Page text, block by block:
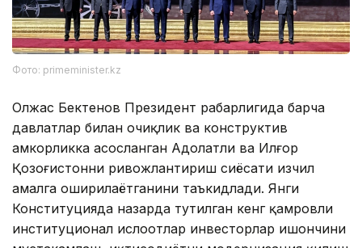
Фото: primeminister.kz
Олжас Бектенов Президент раҳбарлигида барча
давлатлар билан очиқлик ва конструктив
ҳамкорликка асосланган Адолатли ва Илғор
Қозоғистонни ривожлантириш сиёсати изчил
амалга оширилаётганини таъкидлади. Янги
Конституцияда назарда тутилган кенг қамровли
институционал ислоҳотлар инвесторлар ишончини